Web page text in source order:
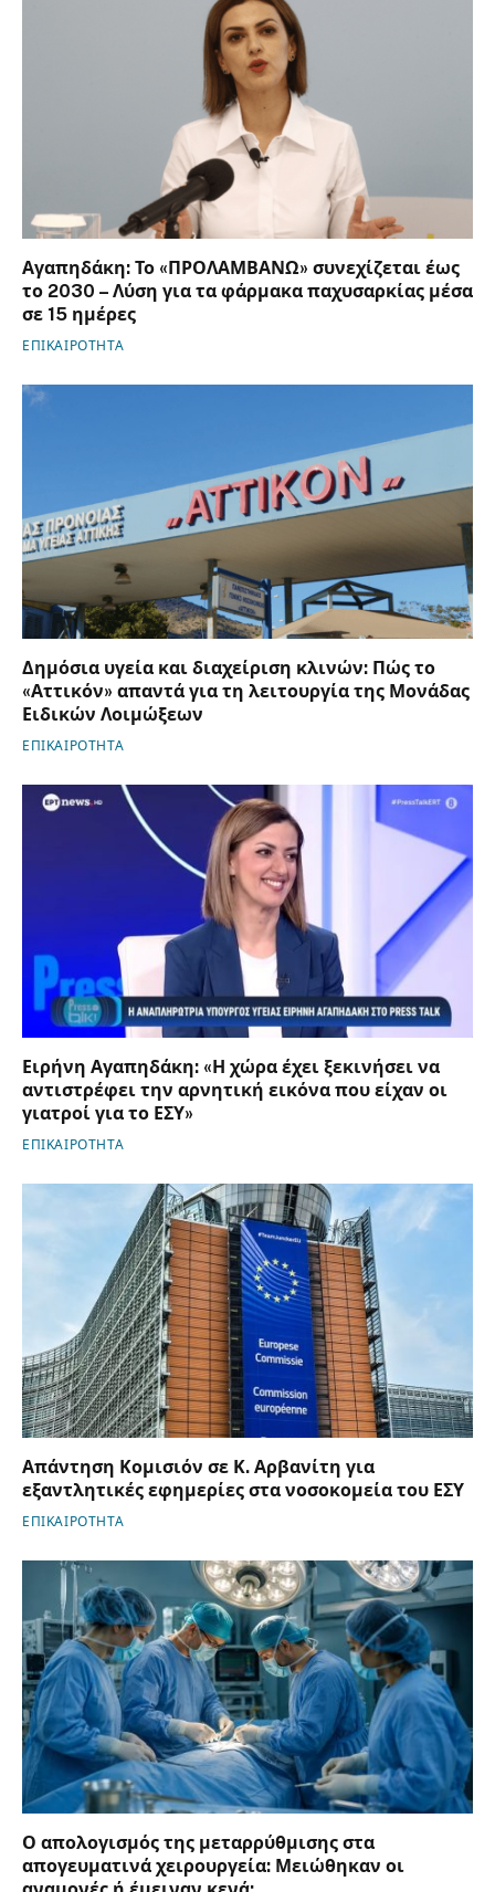
Αγαπηδάκη: Το «ΠΡΟΛΑΜΒΑΝΩ» συνεχίζεται έως
το 2030 – Λύση για τα φάρμακα παχυσαρκίας μέσα
σε 15 ημέρες
ΕΠΙΚΑΙΡΟΤΗΤΑ
Δημόσια υγεία και διαχείριση κλινών: Πώς το
«Αττικόν» απαντά για τη λειτουργία της Μονάδας
Ειδικών Λοιμώξεων
ΕΠΙΚΑΙΡΟΤΗΤΑ
Ειρήνη Αγαπηδάκη: «Η χώρα έχει ξεκινήσει να
αντιστρέφει την αρνητική εικόνα που είχαν οι
γιατροί για το ΕΣΥ»
ΕΠΙΚΑΙΡΟΤΗΤΑ
Απάντηση Κομισιόν σε Κ. Αρβανίτη για
εξαντλητικές εφημερίες στα νοσοκομεία του ΕΣΥ
ΕΠΙΚΑΙΡΟΤΗΤΑ
Ο απολογισμός της μεταρρύθμισης στα
απογευματινά χειρουργεία: Μειώθηκαν οι